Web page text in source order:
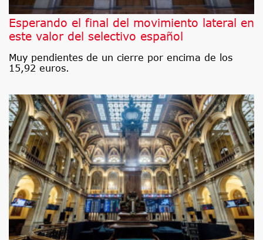
Esperando el final del movimiento lateral en
este valor del selectivo español
Muy pendientes de un cierre por encima de los
15,92 euros.